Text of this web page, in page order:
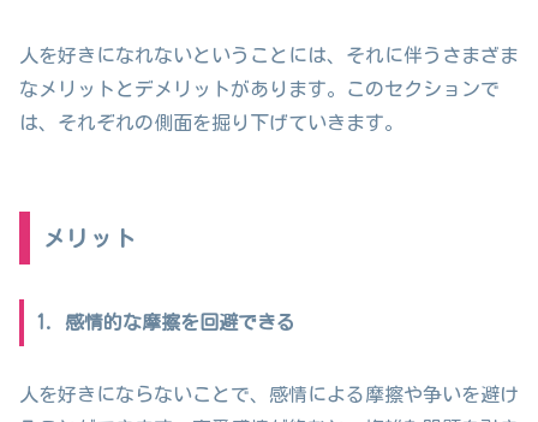
人を好きになれないということには、それに伴うさまざま
なメリットとデメリットがあります。このセクションで
は、それぞれの側面を掘り下げていきます。
メリット
1. 感情的な摩擦を回避できる
人を好きにならないことで、感情による摩擦や争いを避け